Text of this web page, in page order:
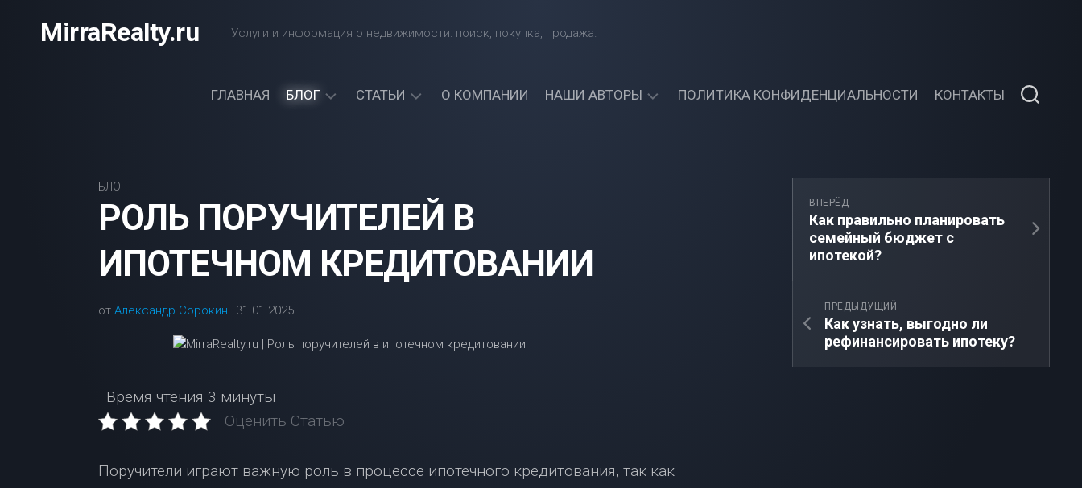
содержаниюMirraRealty.ru Услуги и информация о недвижимости: поиск, покупка, продажа.
ГЛАВНАЯ БЛОГ СТАТЬИ
ИНОСТРАННЫМ
ГРАЖДАНАМ?
ЛУЧШИЙ
БАНК
МОЖНО
ОТЧАИВАЙТЕСЬ,
О КОМПАНИИ НАШИ АВТОРЫ
СИНИЦКАЯ
ПОЛИТИКА КОНФИДЕНЦИАЛЬНОСТИ КОНТАКТЫ
БЛОГ
РОЛЬ ПОРУЧИТЕЛЕЙ В
ИПОТЕЧНОМ КРЕДИТОВАНИИ
от Александр Сорокин 31.01.2025
Время чтения 3 минуты
Оценить Статью
Поручители играют важную роль в процессе ипотечного кредитования, так как
ВПЕРЁД
Как правильно планировать
семейный бюджет с
ипотекой?
ПРЕДЫДУЩИЙ
Как узнать, выгодно ли
рефинансировать ипотеку?